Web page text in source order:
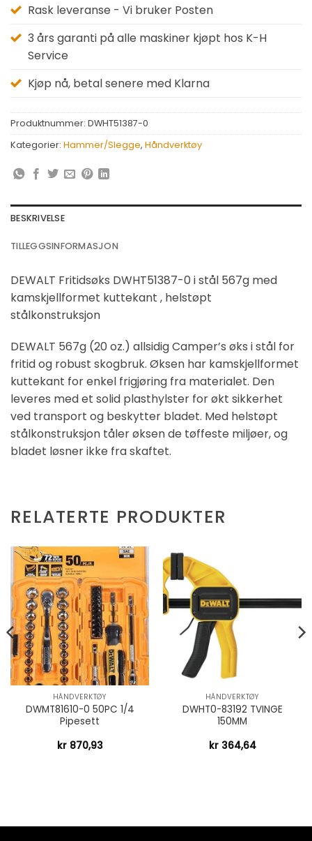
Rask leveranse - Vi bruker Posten
3 års garanti på alle maskiner kjøpt hos K-H
Service
Kjøp nå, betal senere med Klarna
Produktnummer: DWHT51387-0
Kategorier: Hammer/Slegge, Håndverktøy
BESKRIVELSE
TILLEGGSINFORMASJON
DEWALT Fritidsøks DWHT51387-0 i stål 567g med
kamskjellformet kuttekant , helstøpt
stålkonstruksjon
DEWALT 567g (20 oz.) allsidig Camper’s øks i stål for
fritid og robust skogbruk. Øksen har kamskjellformet
kuttekant for enkel frigjøring fra materialet. Den
leveres med et solid plasthylster for økt sikkerhet
ved transport og beskytter bladet. Med helstøpt
stålkonstruksjon tåler øksen de tøffeste miljøer, og
bladet løsner ikke fra skaftet.
RELATERTE PRODUKTER
HÅNDVERKTØY
DWMT81610-0 50PC 1/4
Pipesett
kr870,93
HÅNDVERKTØY
DWHT0-83192 TVINGE
150MM
kr364,64